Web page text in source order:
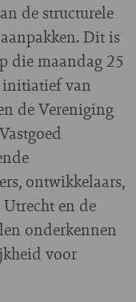
de structurele
Dit is
die maandag 25
van
de Vereniging
ontwikkelaars,
en de
onderkennen
voor